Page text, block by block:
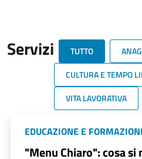
Servizi TUTTO
CULTURA E TEMPO
VITA LAVORATIVA
EDUCAZIONE E
"Menu Chiaro": cosa si